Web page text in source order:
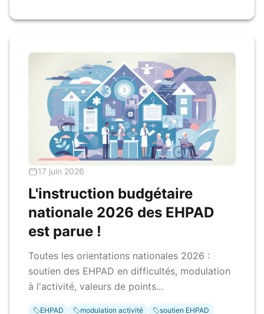
17 juin 2026
L'instruction budgétaire
nationale 2026 des EHPAD
est parue !
Toutes les orientations nationales 2026 :
soutien des EHPAD en difficultés, modulation
à l'activité, valeurs de points...
EHPAD modulation activité
soutien EHPAD